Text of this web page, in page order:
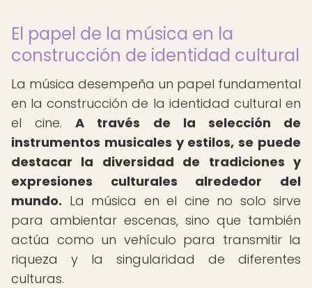
El papel de la música en la
construcción de identidad cultural
La música desempeña un papel fundamental
en la construcción de la identidad cultural en
el cine.A través de la selección de
instrumentos musicales y estilos, se puede
destacar la diversidad de tradiciones y
expresiones culturales alrededor del
mundo. La música en el cine no solo sirve
para ambientar escenas, sino que también
actúa como un vehículo para transmitir la
riqueza y la singularidad de diferentes
culturas.